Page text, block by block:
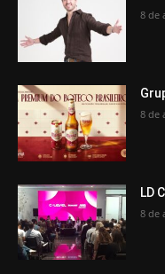
8 de
8 de
LD
8 de